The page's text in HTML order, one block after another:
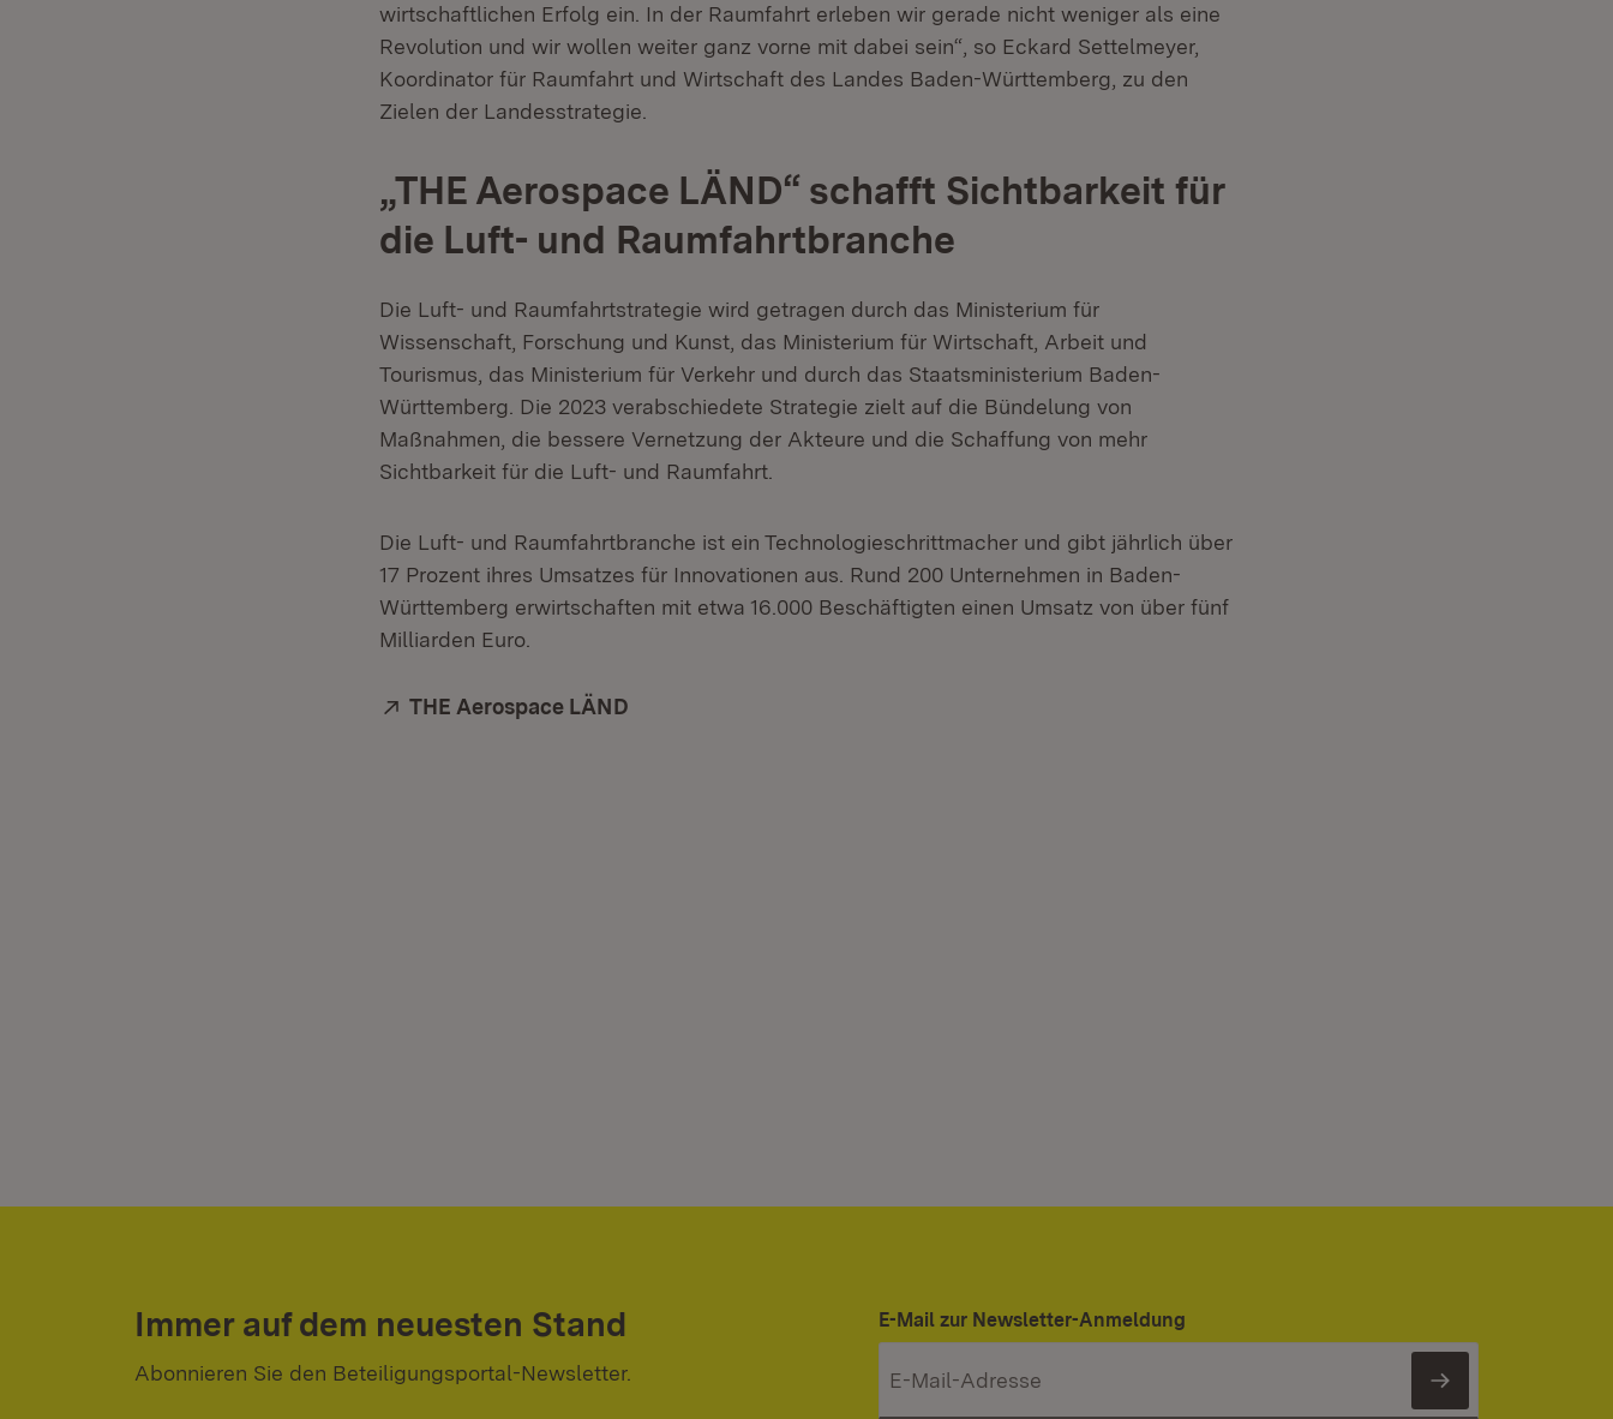
wirtschaftlichen Erfolg ein. In der Raumfahrt erleben wir gerade nicht weniger als eine
Revolution und wir wollen weiter ganz vorne mit dabei sein“, so Eckard Settelmeyer,
Koordinator für Raumfahrt und Wirtschaft des Landes Baden-Württemberg, zu den
Zielen der Landesstrategie.
„THE Aerospace LÄND“ schafft Sichtbarkeit für
die Luft- und Raumfahrtbranche
Die Luft- und Raumfahrtstrategie wird getragen durch das Ministerium für
Wissenschaft, Forschung und Kunst, das Ministerium für Wirtschaft, Arbeit und
Tourismus, das Ministerium für Verkehr und durch das Staatsministerium Baden-
Württemberg. Die 2023 verabschiedete Strategie zielt auf die Bündelung von
Maßnahmen, die bessere Vernetzung der Akteure und die Schaffung von mehr
Sichtbarkeit für die Luft- und Raumfahrt.
Die Luft- und Raumfahrtbranche ist ein Technologieschrittmacher und gibt jährlich über
17 Prozent ihres Umsatzes für Innovationen aus. Rund 200 Unternehmen in Baden-
Württemberg erwirtschaften mit etwa 16.000 Beschäftigten einen Umsatz von über fünf
Milliarden Euro.
Extern:
THE Aerospace LÄND
Immer auf dem neuesten Stand
Abonnieren Sie den Beteiligungsportal-Newsletter.
E-Mail zur Newsletter-Anmeldung
Newsletter